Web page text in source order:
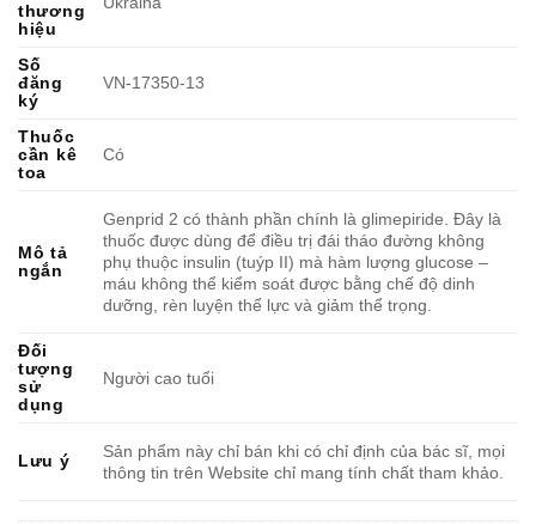
thương
hiệu
Số
đăng
ký
VN-17350-13
Thuốc
cần kê
toa
Có
Mô tả
ngắn
Genprid 2 có thành phần chính là glimepiride. Đây là
thuốc được dùng để điều trị đái tháo đường không
phụ thuộc insulin (tuýp II) mà hàm lượng glucose –
máu không thể kiểm soát được bằng chế độ dinh
dưỡng, rèn luyện thể lực và giảm thể trọng.
Đối
tượng
sử
dụng
Người cao tuổi
Lưu ý
Sản phẩm này chỉ bán khi có chỉ định của bác sĩ, mọi
thông tin trên Website chỉ mang tính chất tham khảo.